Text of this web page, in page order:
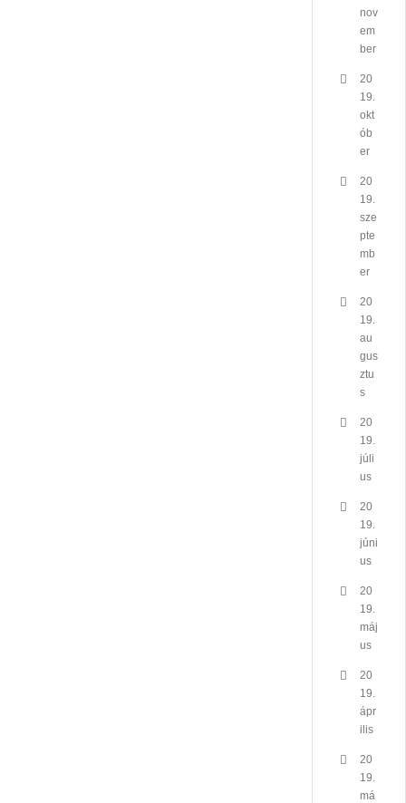
nov
em
ber
20
19.
okt
ób
er
20
19.
sze
pte
mb
er
20
19.
au
gus
ztu
s
20
19.
júli
us
20
19.
júni
us
20
19.
máj
us
20
19.
ápr
ilis
20
19.
má